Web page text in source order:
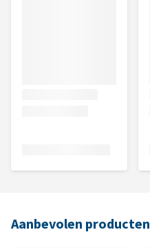
Aanbevolen producten